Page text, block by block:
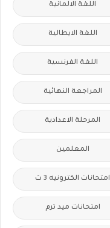
اللغة الالمانية
اللغة الايطالية
اللغة الفرنسية
المراجعة النهائية
المرحلة الاعدادية
المعلمين
امتحانات الكترونيه 3 ث
امتحانات ميد ترم